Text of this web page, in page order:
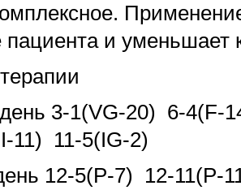
пациента и уменьшает
3-1(VG-20) 6-4(F-
11-5(IG-2)
12-5(P-7) 12-11(P-